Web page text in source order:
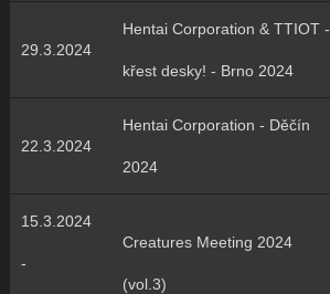
29.3.2024
Hentai Corporation & TTIOT -
křest desky! - Brno 2024
22.3.2024
Hentai Corporation - Děčín
2024
15.3.2024
-
Creatures Meeting 2024
(vol.3)